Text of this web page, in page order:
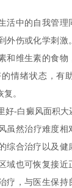
中的自我管理
外伤或化学刺激
和维生素的食物
情绪状态，有
。
-白癜风面积大
虽然治疗难度相
综合治疗以及健
域也可恢复接近
疗，与医生保持